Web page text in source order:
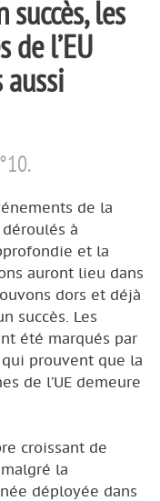
succès, les
l’EU
de la
à
et la
auront lieu dans
dors et déjà
succès. Les
été marqués par
prouvent que la
de l’UE demeure
croissant de
la
déployée dans